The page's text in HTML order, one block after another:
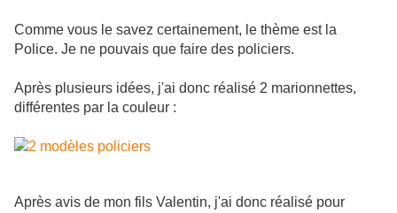
Comme vous le savez certainement, le thème est la
Police. Je ne pouvais que faire des policiers.
Après plusieurs idées, j'ai donc réalisé 2 marionnettes,
différentes par la couleur :
Après avis de mon fils Valentin, j'ai donc réalisé pour